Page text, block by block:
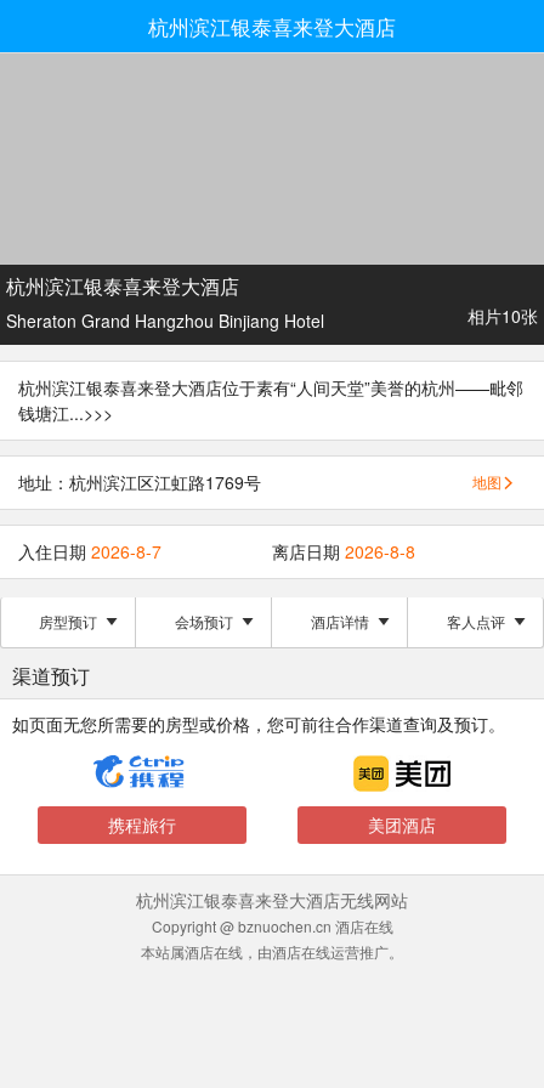
杭州滨江银泰喜来登大酒店
杭州滨江银泰喜来登大酒店
Sheraton Grand Hangzhou Binjiang Hotel 相片10张
杭州滨江银泰喜来登大酒店位于素有“人间天堂”美誉的杭州——毗邻
钱塘江...>>>
地址：杭州滨江区江虹路1769号 地图
入住日期 2026-8-7 离店日期 2026-8-8
房型预订 会场预订 酒店详情 客人点评
渠道预订
如页面无您所需要的房型或价格，您可前往合作渠道查询及预订。
携程旅行 美团酒店
杭州滨江银泰喜来登大酒店无线网站
Copyright @ bznuochen.cn 酒店在线
本站属酒店在线，由酒店在线运营推广。